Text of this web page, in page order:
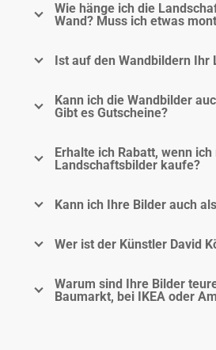
Wie hänge ich die
Wand? Muss ich etwas
Ist auf den Wandbildern Ihr
Kann ich die Wandbilder
Gibt es Gutscheine?
Erhalte ich Rabatt, wenn
Landschaftsbilder kaufe?
Kann ich Ihre Bilder auch
Wer ist der Künstler David
Warum sind Ihre Bilder
Baumarkt, bei IKEA oder